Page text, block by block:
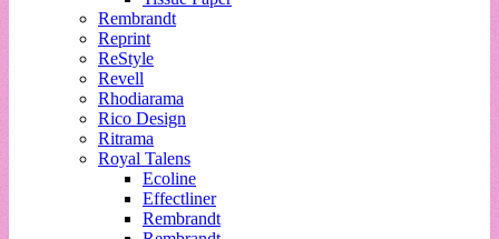
Rembrandt
Reprint
ReStyle
Revell
Rhodiarama
Rico Design
Ritrama
Royal Talens
Ecoline
Effectliner
Rembrandt